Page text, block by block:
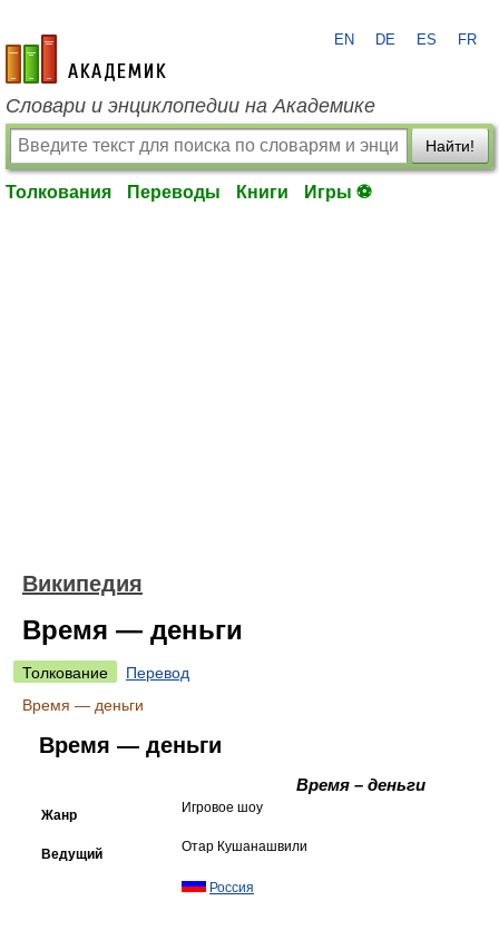
academic.ru
EN DE ES FR
Словари и энциклопедии на Академике
Найти!
Толкования Переводы Книги Игры ⚽
Википедия
Время — деньги
Толкование
Перевод
Время — деньги
Время — деньги
Время – деньги
Жанр Игровое шоу
Ведущий Отар Кушанашвили
Россия